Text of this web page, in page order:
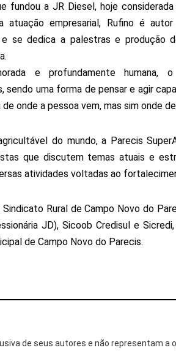
fundou a JR Diesel, hoje
atuação empresarial, Rufino é
e se dedica a palestras e produção
e profundamente
sendo uma forma de pensar e agir
onde a pessoa vem, mas sim onde
do mundo, a Parecis
que discutem temas atuais e
atividades voltadas ao
Rural de Campo Novo do
JD), Sicoob Credisul e
de Campo Novo do Parecis.
de seus autores e não representam a